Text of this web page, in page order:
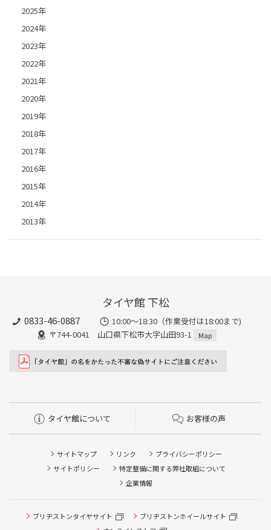
2025年
2024年
2023年
2022年
2021年
2020年
2019年
2018年
2017年
2016年
2015年
2014年
2013年
タイヤ館 下松
0833-46-0887
10:00～18:30（作業受付は18:00まで)
〒744-0041 山口県下松市大字山田93-1
Map
タイヤ館について お客様の声
サイトマップ リンク
プライバシーポリシー
サイトポリシー
特定整備に関する弊社取組について
企業情報
ブリヂストンタイヤサイト
ブリヂストンホイールサイト
ピット作業の予約